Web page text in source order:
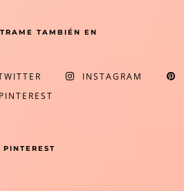
TAMBIÉN EN
INSTAGRAM
PINTEREST
PINTEREST